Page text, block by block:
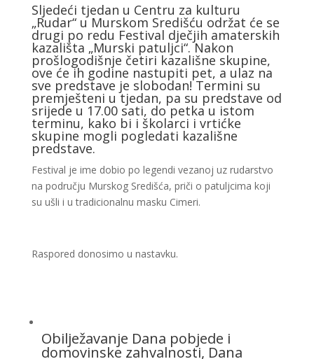
Sljedeći tjedan u Centru za kulturu
„Rudar“ u Murskom Središću održat će se
drugi po redu Festival dječjih amaterskih
kazališta „Murski patuljci“. Nakon
prošlogodišnje četiri kazališne skupine,
ove će ih godine nastupiti pet, a ulaz na
sve predstave je slobodan! Termini su
premješteni u tjedan, pa su predstave od
srijede u 17.00 sati, do petka u istom
terminu, kako bi i školarci i vrtićke
skupine mogli pogledati kazališne
predstave.
Festival je ime dobio po legendi vezanoj uz rudarstvo
na području Murskog Središća, priči o patuljcima koji
su ušli i u tradicionalnu masku Cimeri.
Raspored donosimo u nastavku.
Obilježavanje Dana pobjede i
domovinske zahvalnosti, Dana